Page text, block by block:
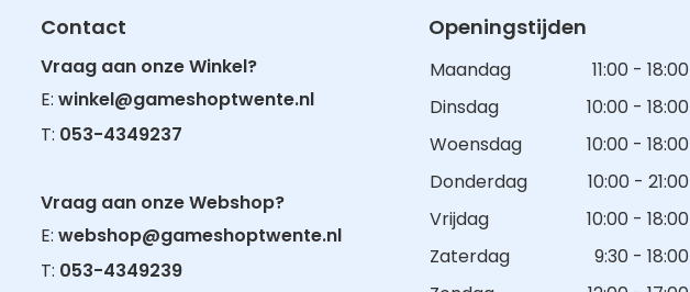
Contact
Vraag aan onze Winkel?
E:winkel@gameshoptwente.nl
T: 053-4349237
Vraag aan onze Webshop?
E:webshop@gameshoptwente.nl
T: 053-4349239
Openingstijden
Maandag
11:00 - 18:00
Dinsdag
10:00 - 18:00
Woensdag
10:00 - 18:00
Donderdag
10:00 - 21:00
Vrijdag
10:00 - 18:00
Zaterdag
9:30 - 18:00